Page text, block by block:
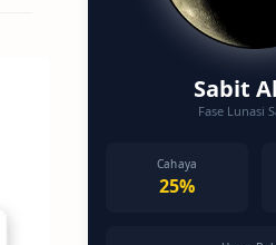
Sabit
Fase Lunasi
Cahaya
25%